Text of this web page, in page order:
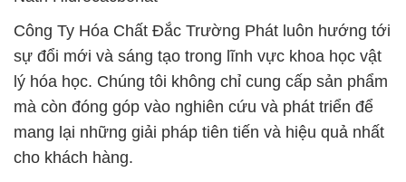
Công Ty Hóa Chất Đắc Trường Phát luôn hướng tới
sự đổi mới và sáng tạo trong lĩnh vực khoa học vật
lý hóa học. Chúng tôi không chỉ cung cấp sản phẩm
mà còn đóng góp vào nghiên cứu và phát triển để
mang lại những giải pháp tiên tiến và hiệu quả nhất
cho khách hàng.